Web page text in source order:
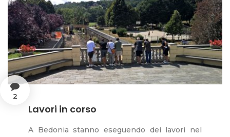
2
Lavori in corso
A Bedonia stanno eseguendo dei lavori nel